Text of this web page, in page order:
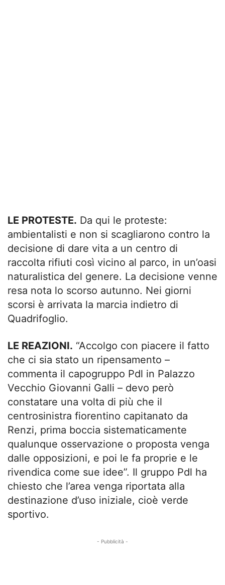
LE PROTESTE. Da qui le proteste:
ambientalisti e non si scagliarono contro la
decisione di dare vita a un centro di
raccolta rifiuti così vicino al parco, in un’oasi
naturalistica del genere. La decisione venne
resa nota lo scorso autunno. Nei giorni
scorsi è arrivata la marcia indietro di
Quadrifoglio.
LE REAZIONI. “Accolgo con piacere il fatto
che ci sia stato un ripensamento –
commenta il capogruppo Pdl in Palazzo
Vecchio Giovanni Galli – devo però
constatare una volta di più che il
centrosinistra fiorentino capitanato da
Renzi, prima boccia sistematicamente
qualunque osservazione o proposta venga
dalle opposizioni, e poi le fa proprie e le
rivendica come sue idee”. Il gruppo Pdl ha
chiesto che l’area venga riportata alla
destinazione d’uso iniziale, cioè verde
sportivo.
- Pubblicità -